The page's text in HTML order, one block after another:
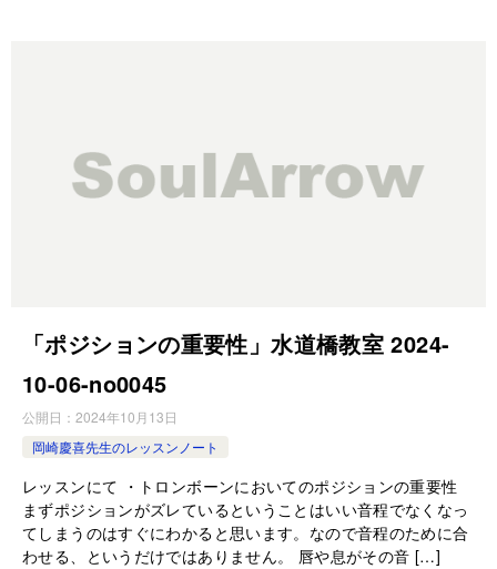
「ポジションの重要性」水道橋教室 2024-
10-06-no0045
公開日： 2024年10月13日
岡崎慶喜先生のレッスンノート
レッスンにて ・トロンボーンにおいてのポジションの重要性
まずポジションがズレているということはいい音程でなくなっ
てしまうのはすぐにわかると思います。なので音程のために合
わせる、というだけではありません。 唇や息がその音 […]